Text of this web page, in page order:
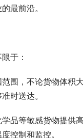
最前沿。
于：
围，不论货物体积
时送达。
品等敏感货物提供
控制和监控。